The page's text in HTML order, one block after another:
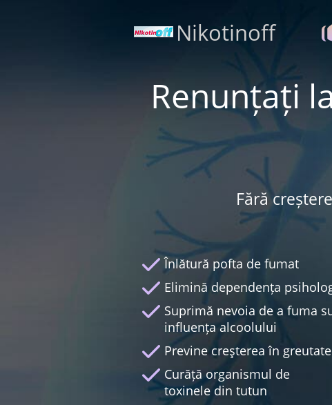
Nikotinoff
Renunțați
Fără
Înlătură pofta de fumat
Elimină dependența
Suprimă nevoia de a fuma
influența alcoolului
Previne creşterea în greutate
Curăță organismul de
toxinele din tutun